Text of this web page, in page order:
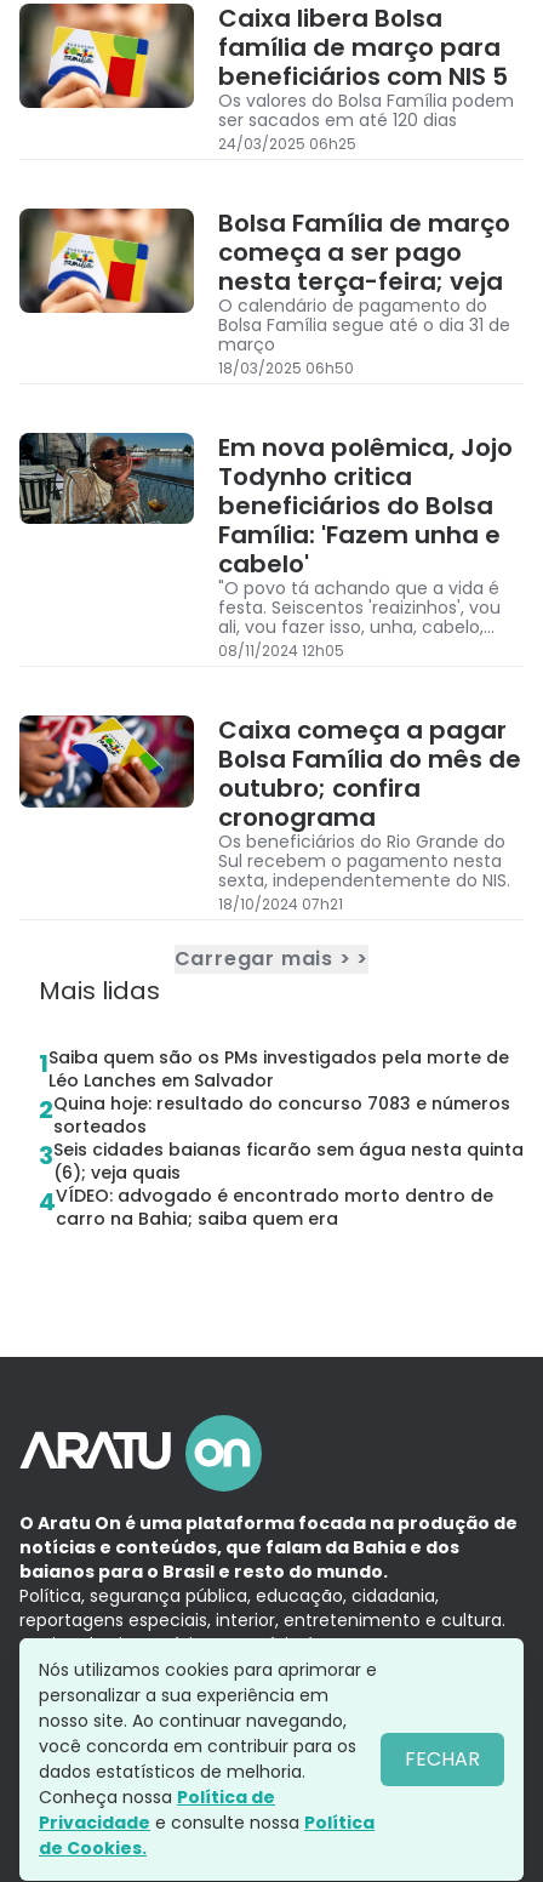
Caixa libera Bolsa
família de março para
beneficiários com NIS 5
Os valores do Bolsa Família podem
ser sacados em até 120 dias
24/03/2025 06h25
Bolsa Família de março
começa a ser pago
nesta terça-feira; veja
O calendário de pagamento do
Bolsa Família segue até o dia 31 de
março
18/03/2025 06h50
Em nova polêmica, Jojo
Todynho critica
beneficiários do Bolsa
Família: 'Fazem unha e
cabelo'
"O povo tá achando que a vida é
festa. Seiscentos 'reaizinhos', vou
ali, vou fazer isso, unha, cabelo,
está todo mundo com bronze em
dia, cabelo em dia, lookinho,
08/11/2024 12h05
Caixa começa a pagar
Bolsa Família do mês de
outubro; confira
cronograma
Os beneficiários do Rio Grande do
Sul recebem o pagamento nesta
sexta, independentemente do NIS.
18/10/2024 07h21
Carregar mais > >
Mais lidas
1Saiba quem são os PMs investigados pela morte de
Léo Lanches em Salvador
2Quina hoje: resultado do concurso 7083 e números
sorteados
3Seis cidades baianas ficarão sem água nesta quinta
(6); veja quais
4VÍDEO: advogado é encontrado morto dentro de
carro na Bahia; saiba quem era
O Aratu On é uma plataforma focada na produção de
notícias e conteúdos, que falam da Bahia e dos
baianos para o Brasil e resto do mundo.
Política, segurança pública, educação, cidadania,
reportagens especiais, interior, entretenimento e cultura.
Aqui, tudo vira notícia e a notícia é no tempo presente,
com a credibilidade do Grupo Aratu.
Grupo Aratu
Política de privacidade
Siga-nos
Nós utilizamos cookies para aprimorar e
personalizar a sua experiência em
nosso site. Ao continuar navegando,
você concorda em contribuir para os
dados estatísticos de melhoria.
Conheça nossa Política de
Privacidade e consulte nossa Política
de Cookies.
FECHAR